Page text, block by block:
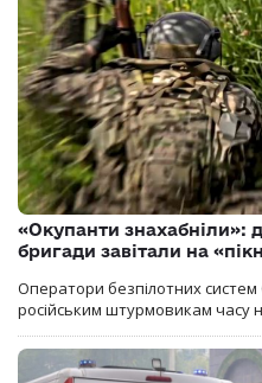
«Окупанти знахабніли»:
бригади завітали на
Оператори безпілотних
російським штурмовикам часу